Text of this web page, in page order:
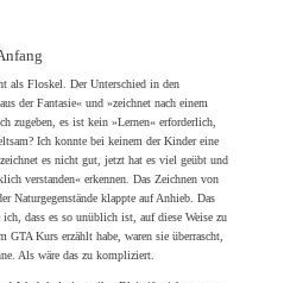
als Floskel. Der Unterschied in den
der Fantasie« und »zeichnet nach einem
zugeben, es ist kein »Lernen« erforderlich,
Ich konnte bei keinem der Kinder eine
es nicht gut, jetzt hat es viel geübt und
verstanden« erkennen. Das Zeichnen von
Naturgegenstände klappte auf Anhieb. Das
dass es so unüblich ist, auf diese Weise zu
GTA Kurs erzählt habe, waren sie überrascht,
Als wäre das zu kompliziert.